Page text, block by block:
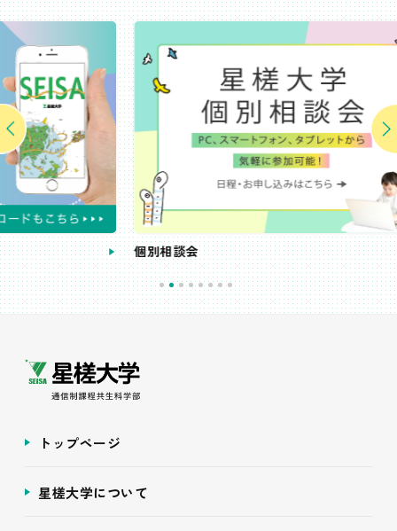
個別相談会 受
トップページ
星槎大学について